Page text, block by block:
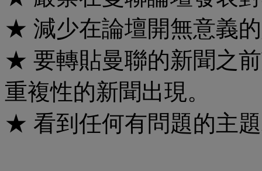
★ 減少在論壇開無意義
★ 要轉貼曼聯的新聞之
重複性的新聞出現。
★ 看到任何有問題的主